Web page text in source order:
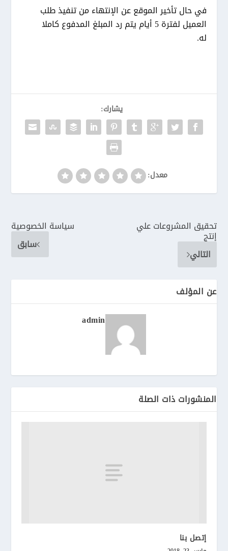
في حال تأخير الموقع عن الإنتهاء من تنفيذ طلب
العميل لفترة 5 أيام يتم رد المبلغ المدفوع كاملا
له.
يشارك:
معدل:
سياسة الخصوصية
سابق
تحقيق المشروعات علي
إنتج
التالي
عن المؤلف
admin
المنشورات ذات الصلة
إتصل بنا